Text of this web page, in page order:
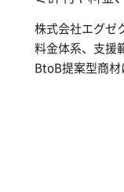
株式会社エグゼ
料金体系、支援
BtoB提案型商